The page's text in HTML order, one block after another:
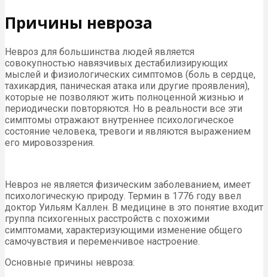
Причины невроза
Невроз для большинства людей является
совокупностью навязчивых дестабилизирующих
мыслей и физиологических симптомов (боль в сердце,
тахикардия, паническая атака или другие проявления),
которые не позволяют жить полноценной жизнью и
периодически повторяются. Но в реальности все эти
симптомы отражают внутреннее психологическое
состояние человека, тревоги и являются выражением
его мировоззрения.
Невроз не является физическим заболеванием, имеет
психологическую природу. Термин в 1776 году ввел
доктор Уильям Каллен. В медицине в это понятие входит
группа психогенных расстройств с похожими
симптомами, характеризующими изменение общего
самочувствия и переменчивое настроение.
Основные причины невроза: